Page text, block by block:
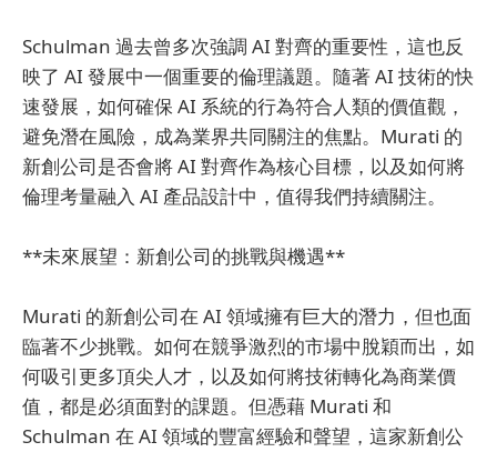
Schulman 過去曾多次強調 AI 對齊的重要性，這也反
映了 AI 發展中一個重要的倫理議題。隨著 AI 技術的快
速發展，如何確保 AI 系統的行為符合人類的價值觀，
避免潛在風險，成為業界共同關注的焦點。Murati 的
新創公司是否會將 AI 對齊作為核心目標，以及如何將
倫理考量融入 AI 產品設計中，值得我們持續關注。
**未來展望：新創公司的挑戰與機遇**
Murati 的新創公司在 AI 領域擁有巨大的潛力，但也面
臨著不少挑戰。如何在競爭激烈的市場中脫穎而出，如
何吸引更多頂尖人才，以及如何將技術轉化為商業價
值，都是必須面對的課題。但憑藉 Murati 和
Schulman 在 AI 領域的豐富經驗和聲望，這家新創公